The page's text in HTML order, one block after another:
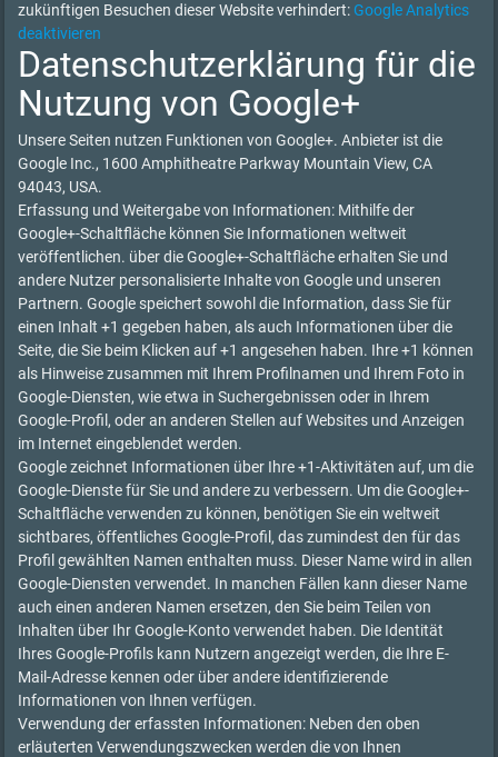
zukünftigen Besuchen dieser Website verhindert: Google Analytics
deaktivieren
Datenschutzerklärung für die
Nutzung von Google+
Unsere Seiten nutzen Funktionen von Google+. Anbieter ist die
Google Inc., 1600 Amphitheatre Parkway Mountain View, CA
94043, USA.
Erfassung und Weitergabe von Informationen: Mithilfe der
Google+-Schaltfläche können Sie Informationen weltweit
veröffentlichen. über die Google+-Schaltfläche erhalten Sie und
andere Nutzer personalisierte Inhalte von Google und unseren
Partnern. Google speichert sowohl die Information, dass Sie für
einen Inhalt +1 gegeben haben, als auch Informationen über die
Seite, die Sie beim Klicken auf +1 angesehen haben. Ihre +1 können
als Hinweise zusammen mit Ihrem Profilnamen und Ihrem Foto in
Google-Diensten, wie etwa in Suchergebnissen oder in Ihrem
Google-Profil, oder an anderen Stellen auf Websites und Anzeigen
im Internet eingeblendet werden.
Google zeichnet Informationen über Ihre +1-Aktivitäten auf, um die
Google-Dienste für Sie und andere zu verbessern. Um die Google+-
Schaltfläche verwenden zu können, benötigen Sie ein weltweit
sichtbares, öffentliches Google-Profil, das zumindest den für das
Profil gewählten Namen enthalten muss. Dieser Name wird in allen
Google-Diensten verwendet. In manchen Fällen kann dieser Name
auch einen anderen Namen ersetzen, den Sie beim Teilen von
Inhalten über Ihr Google-Konto verwendet haben. Die Identität
Ihres Google-Profils kann Nutzern angezeigt werden, die Ihre E-
Mail-Adresse kennen oder über andere identifizierende
Informationen von Ihnen verfügen.
Verwendung der erfassten Informationen: Neben den oben
erläuterten Verwendungszwecken werden die von Ihnen